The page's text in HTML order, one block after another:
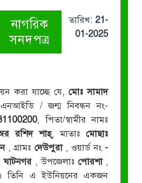
নাগরিক
সনদপত্র
তারিখ: 21-
01-2025
করা যাচ্ছে যে,মোঃ সামাদ
/ জন্ম নিবন্ধন নং-
, পিতা/স্বামীর নামঃ
রশিদ শাহ্, মাতাঃমোছাঃ
, গ্রামঃ দেউপুরা , ওয়ার্ড নং -
ঘাটনগর , উপজেলাঃ পোরশা ,
তিনি এ ইউনিয়নের একজন